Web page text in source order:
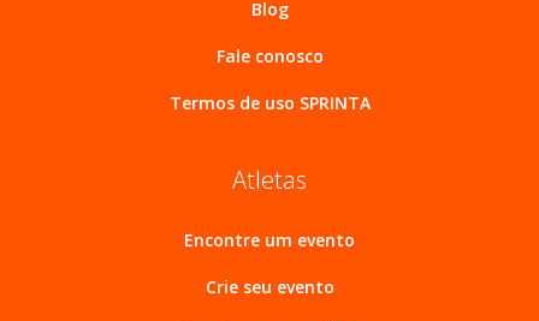
Blog
Fale conosco
Termos de uso SPRINTA
Atletas
Encontre um evento
Crie seu evento